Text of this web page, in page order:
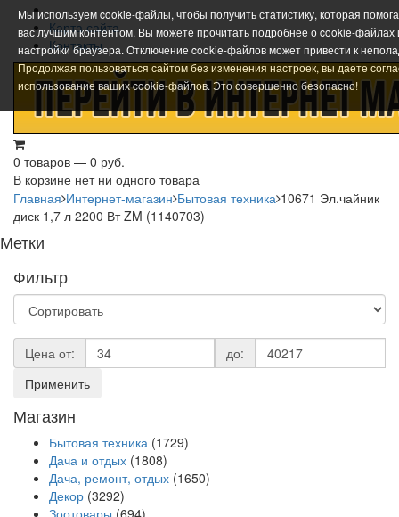
Карта сайта
Контакты
0 товаров — 0 руб.
В корзине нет ни одного товара
Главная Интернет-магазин Бытовая техника 10671 Эл.чайник
диск 1,7 л 2200 Вт ZM (1140703)
Метки
Фильтр
Цена от:
до:
Применить
Магазин
Бытовая техника (1729)
Дача и отдых (1808)
Дача, ремонт, отдых (1650)
Декор (3292)
Зоотовары (694)
Мы используем cookie-файлы, чтобы получить статистику, которая
вас лучшим контентом. Вы можете прочитать подробнее о cookie-файлах
настройки браузера. Отключение cookie-файлов может привести к
Продолжая пользоваться сайтом без изменения настроек, вы даете
использование ваших cookie-файлов. Это совершенно безопасно!